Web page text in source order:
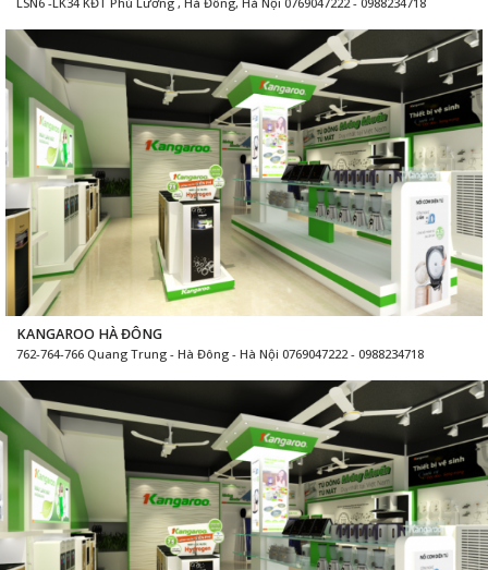
KANGAROO HÀ ĐÔNG
762-764-766 Quang Trung - Hà Đông - Hà Nội 0769047222 - 0988234718